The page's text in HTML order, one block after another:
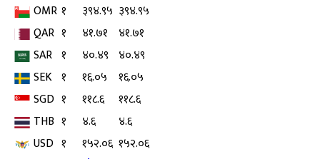
OMR १ ३९४.९५ ३९४.९५
QAR १ ४१.७१
४१.७१
SAR १ ४०.४९ ४०.४९
SEK १ १६.०५
१६.०५
SGD १ ११८.६
११८.६
THB १ ४.६
४.६
USD १ १५२.०६ १५२.०६